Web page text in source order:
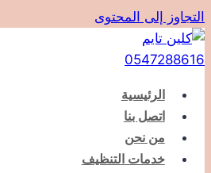
التجاوز إلى المحتوى
الرئيسية
اتصل بنا
من نحن
خدمات التنظيف